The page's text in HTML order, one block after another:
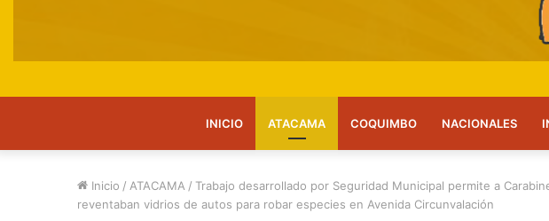
INICIO ATACAMA COQUIMBO NACIONALES
Inicio / ATACAMA / Trabajo desarrollado por Seguridad Municipal permite a
reventaban vidrios de autos para robar especies en Avenida Circunvalación